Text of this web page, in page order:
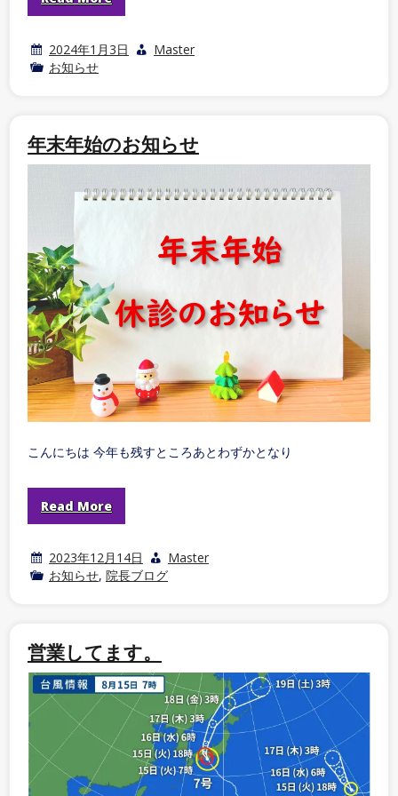
2024年1月3日
Master
お知らせ
年末年始のお知らせ
こんにちは 今年も残すところあとわずかとなり
Read More
2023年12月14日
Master
お知らせ, 院長ブログ
営業してます。